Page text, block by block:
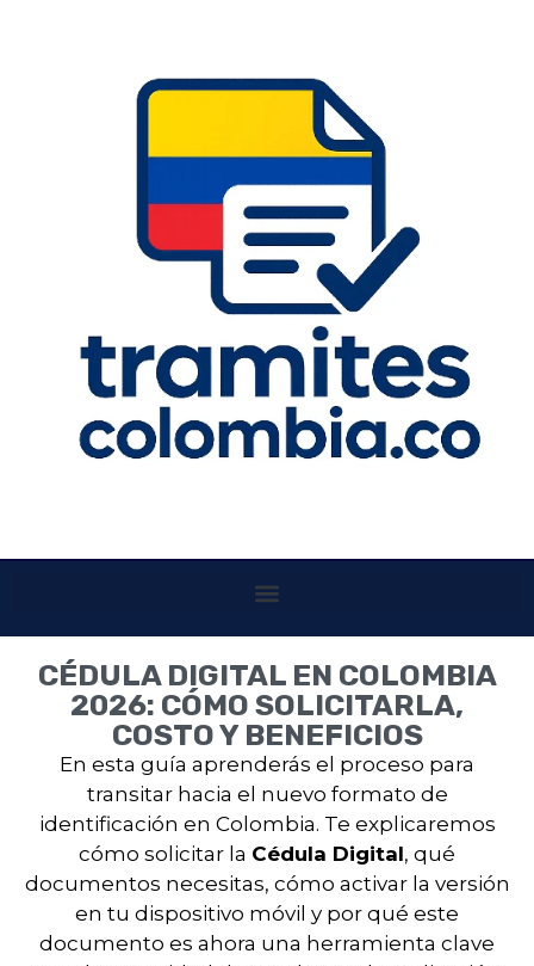
CÉDULA DIGITAL EN COLOMBIA
2026: CÓMO SOLICITARLA,
COSTO Y BENEFICIOS
En esta guía aprenderás el proceso para
transitar hacia el nuevo formato de
identificación en Colombia. Te explicaremos
cómo solicitar la Cédula Digital, qué
documentos necesitas, cómo activar la versión
en tu dispositivo móvil y por qué este
documento es ahora una herramienta clave